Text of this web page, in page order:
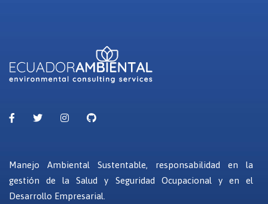
Manejo Ambiental Sustentable, responsabilidad en la
gestión de la Salud y Seguridad Ocupacional y en el
Desarrollo Empresarial.